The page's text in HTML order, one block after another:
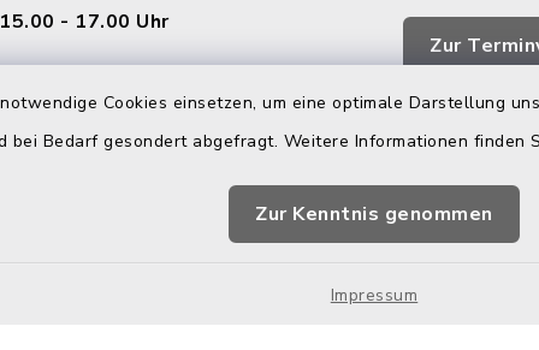
Cookies einsetzen, um eine optimale Darstellung
bei Bedarf gesondert abgefragt. Weitere Informationen finden
Zur Kenntnis genommen
Impressum
15.00 - 17.00 Uhr
14.00 - 17.30 Uhr
Zur